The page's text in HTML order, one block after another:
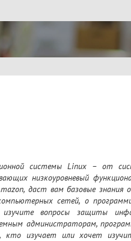
системы Linux – от
низкоуровневый
даст вам базовые знания
сетей, о
вопросы защиты
администраторам,
изучает или хочет